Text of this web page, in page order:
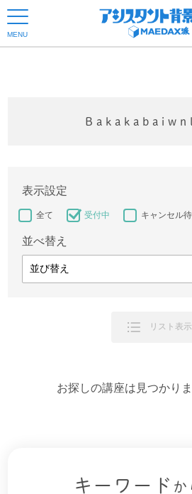
MENU
表示設定
全て 受付中 キャンセル
並べ替え
リスト表示
お探しの講座は見つかり
キーワード か